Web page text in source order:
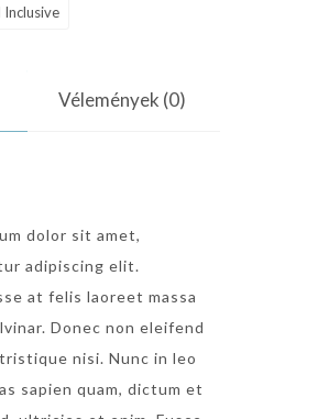
Inclusive
Vélemények (0)
dolor sit amet,
adipiscing elit.
at felis laoreet massa
Donec non eleifend
nisi. Nunc in leo
sapien quam, dictum et